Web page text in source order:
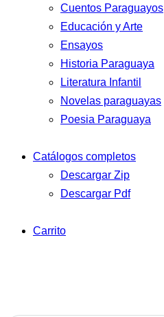
Cuentos Paraguayos
Educación y Arte
Ensayos
Historia Paraguaya
Literatura Infantil
Novelas paraguayas
Poesia Paraguaya
Catálogos completos
Descargar Zip
Descargar Pdf
Carrito